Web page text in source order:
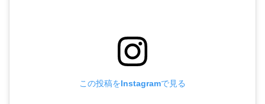
この投稿をInstagramで見る